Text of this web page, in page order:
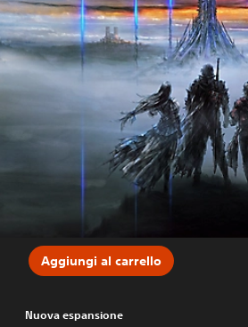
Aggiungi al carrello
Nuova espansione